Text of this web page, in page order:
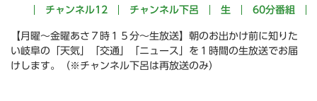
チャンネル12 チャンネル下呂 生 60分番組
【月曜～金曜あさ７時１５分～生放送】朝のお出かけ前に知りた
い岐阜の「天気」「交通」「ニュース」を１時間の生放送でお届
けします。（※チャンネル下呂は再放送のみ）